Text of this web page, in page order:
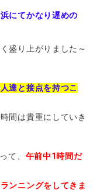
にてかなり遅めの
盛り上がりました～
達と接点を持つこ
間は貴重にしていき
て、 午前中1時間だ
ンニングをしてきま